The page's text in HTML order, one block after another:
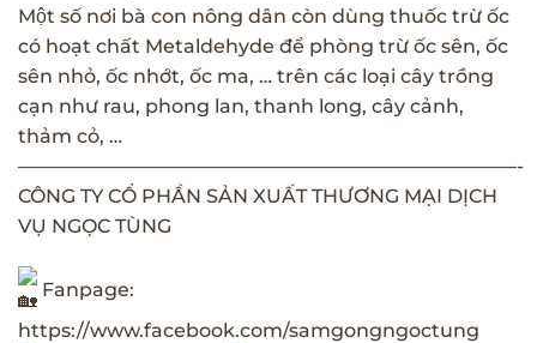
Một số nơi bà con nông dân còn dùng thuốc trừ ốc
có hoạt chất Metaldehyde để phòng trừ ốc sên, ốc
sên nhỏ, ốc nhớt, ốc ma, … trên các loại cây trồng
cạn như rau, phong lan, thanh long, cây cảnh,
thảm cỏ, …
——————————————————————————-
CÔNG TY CỔ PHẦN SẢN XUẤT THƯƠNG MẠI DỊCH
VỤ NGỌC TÙNG
Fanpage:
https://www.facebook.com/samgongngoctung